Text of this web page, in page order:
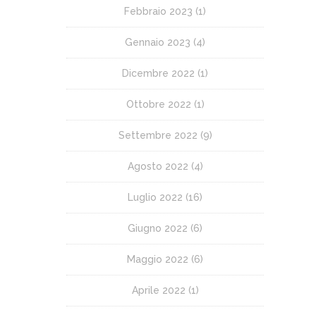
Febbraio 2023 (1)
Gennaio 2023 (4)
Dicembre 2022 (1)
Ottobre 2022 (1)
Settembre 2022 (9)
Agosto 2022 (4)
Luglio 2022 (16)
Giugno 2022 (6)
Maggio 2022 (6)
Aprile 2022 (1)